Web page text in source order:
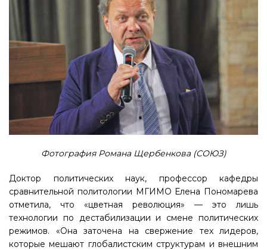
Фотография Романа Щербенкова (СОЮЗ)
Доктор политических наук, профессор кафедры
сравнительной политологии МГИМО Елена Пономарева
отметила, что «цветная революция» — это лишь
технологии по дестабилизации и смене политических
режимов. «Она заточена на свержение тех лидеров,
которые мешают глобалистским структурам и внешним